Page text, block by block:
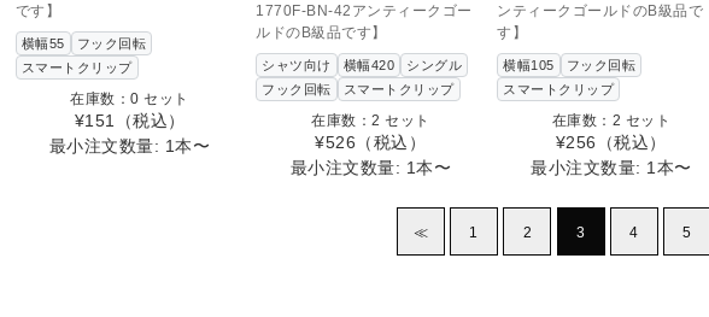
です】
横幅55
フック回転
スマートクリップ
在庫数：0 セット
¥151
（税込）
最小注文数量: 1本〜
1770F-BN-42アンティークゴー
ルドのB級品です】
シャツ向け 横幅420
シングル
フック回転
スマートクリップ
在庫数：2 セット
¥526 （税込）
最小注文数量: 1本〜
ンティークゴールドのB級品で
す】
横幅105
フック回転
スマートクリップ
在庫数：2 セット
¥256
（税込）
最小注文数量: 1本〜
≪ 1 2 3 4 5